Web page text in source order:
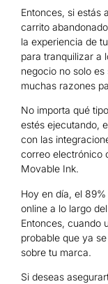
Entonces, si estás
carrito
la experiencia de
para tranquilizar a
negocio no solo
muchas razones
No importa qué
estés ejecutando,
con las
correo electrónico
Movable Ink.
Hoy en día, el
online a lo largo
Entonces, cuando
probable que ya
sobre tu marca.
Si deseas